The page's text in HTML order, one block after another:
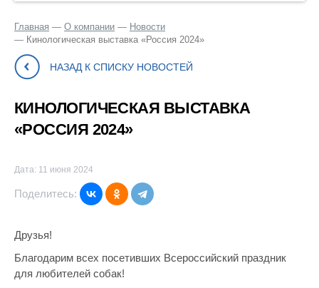
Главная О компании
Новости
Кинологическая выставка «Россия 2024»
НАЗАД К СПИСКУ НОВОСТЕЙ
КИНОЛОГИЧЕСКАЯ ВЫСТАВКА
«РОССИЯ 2024»
Дата: 11 июня 2024
Поделитесь:
Друзья!
Благодарим всех посетивших Всероссийский праздник
для любителей собак!